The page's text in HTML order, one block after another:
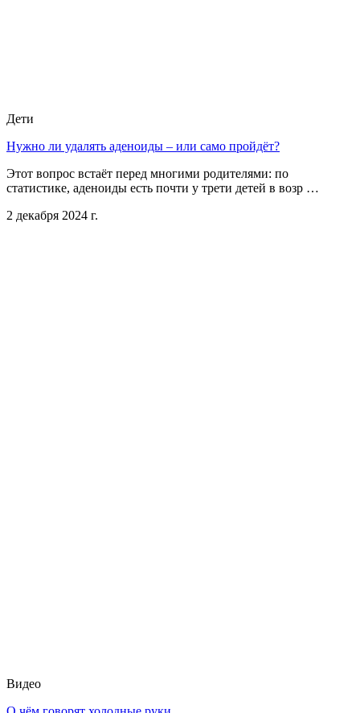
Дети
Нужно ли удалять аденоиды – или само пройдёт?
Этот вопрос встаёт перед многими родителями: по
статистике, аденоиды есть почти у трети детей в возр …
2 декабря 2024 г.
Видео